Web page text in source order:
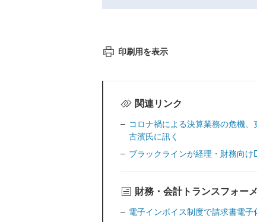
印刷用を表示
関連リンク
コロナ禍による決算業務の危機
古濱氏に訊く
ブラックラインが経理・財務向
財務・会計トランスフォー
電子インボイス制度で請求書電